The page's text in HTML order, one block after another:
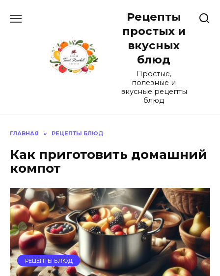
Рецепты
простых и
вкусных
блюд
Простые,
полезные и
вкусные рецепты
блюд
ГЛАВНАЯ » РЕЦЕПТЫ БЛЮД
Как приготовить домашний
компот
РЕЦЕПТЫ БЛЮД